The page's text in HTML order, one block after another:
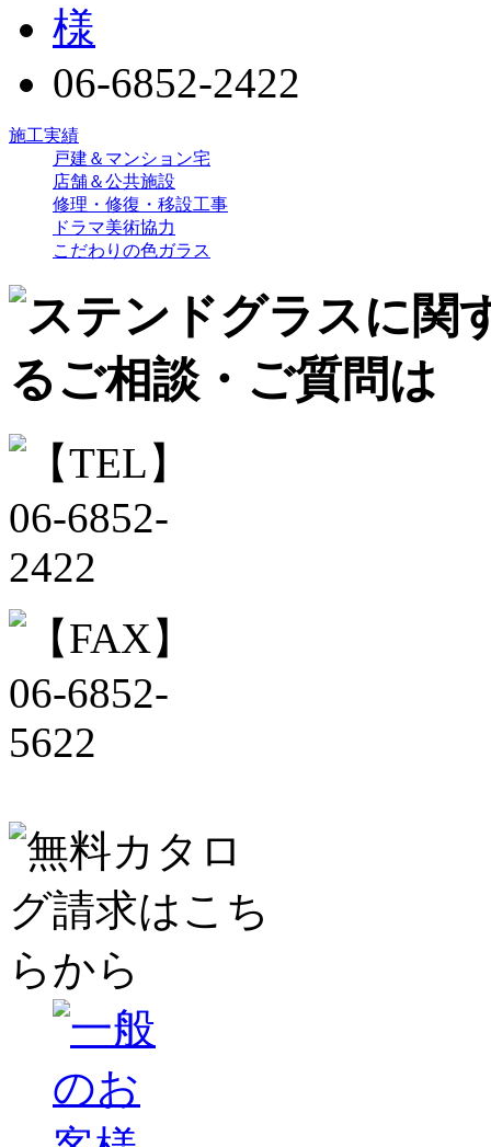
06-6852-2422
施工実績
戸建＆マンション宅
店舗＆公共施設
修理・修復・移設工事
ドラマ美術協力
こだわりの色ガラス